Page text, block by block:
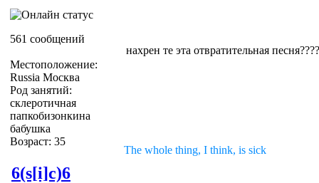
561 сообщений
Местоположение:
Russia Москва
Род занятий:
склеротичная
папкобизонкина
бабушка
Возраст: 35
нахрен те эта отвратительная песня????
The whole thing, I think, is sick
6(s[i]c)6